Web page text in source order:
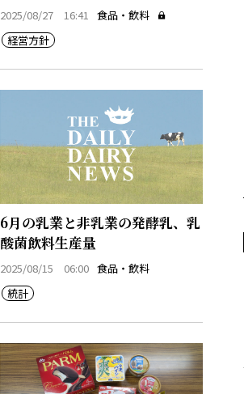
2025/08/27 16:41 食品・飲料
経営方針
6月の乳業と非乳業の発酵乳、乳
酸菌飲料生産量
2025/08/15 06:00 食品・飲料
統計